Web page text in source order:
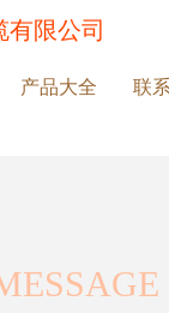
限公司
产品大全 联